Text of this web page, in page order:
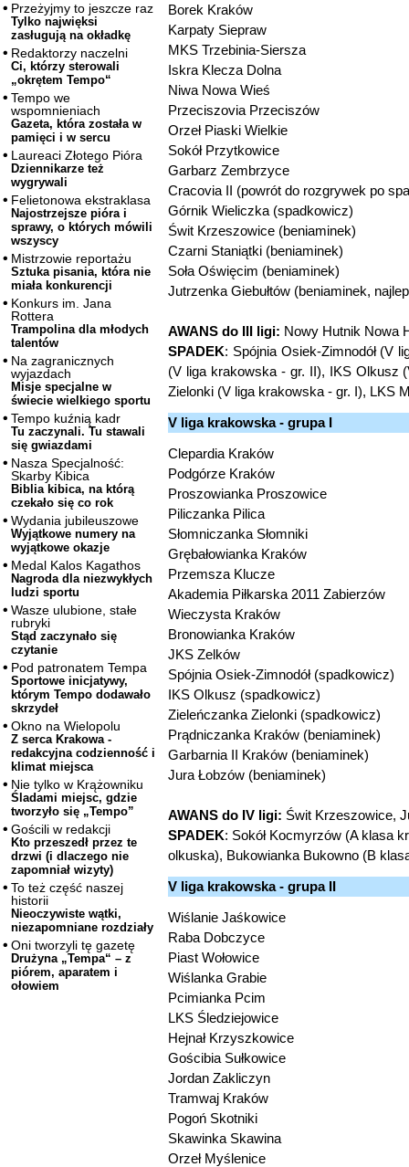
Przeżyjmy to jeszcze raz
Tylko najwięksi
zasługują na okładkę
Redaktorzy naczelni
Ci, którzy sterowali
„okrętem Tempo“
Tempo we
wspomnieniach
Gazeta, która została w
pamięci i w sercu
Laureaci Złotego Pióra
Dziennikarze też
wygrywali
Felietonowa ekstraklasa
Najostrzejsze pióra i
sprawy, o których mówili
wszyscy
Mistrzowie reportażu
Sztuka pisania, która nie
miała konkurencji
Konkurs im. Jana
Rottera
Trampolina dla młodych
talentów
Na zagranicznych
wyjazdach
Misje specjalne w
świecie wielkiego sportu
Tempo kuźnią kadr
Tu zaczynali. Tu stawali
się gwiazdami
Nasza Specjalność:
Skarby Kibica
Biblia kibica, na którą
czekało się co rok
Wydania jubileuszowe
Wyjątkowe numery na
wyjątkowe okazje
Medal Kalos Kagathos
Nagroda dla niezwykłych
ludzi sportu
Wasze ulubione, stałe
rubryki
Stąd zaczynało się
czytanie
Pod patronatem Tempa
Sportowe inicjatywy,
którym Tempo dodawało
skrzydeł
Okno na Wielopolu
Z serca Krakowa -
redakcyjna codzienność i
klimat miejsca
Nie tylko w Krążowniku
Śladami miejsc, gdzie
tworzyło się „Tempo”
Gościli w redakcji
Kto przeszedł przez te
drzwi (i dlaczego nie
zapomniał wizyty)
To też część naszej
historii
Nieoczywiste wątki,
niezapomniane rozdziały
Oni tworzyli tę gazetę
Drużyna „Tempa“ – z
piórem, aparatem i
ołowiem
Borek Kraków
Karpaty Siepraw
MKS Trzebinia-Siersza
Iskra Klecza Dolna
Niwa Nowa Wieś
Przeciszovia Przeciszów
Orzeł Piaski Wielkie
Sokół Przytkowice
Garbarz Zembrzyce
Cracovia II (powrót do rozgrywek po
Górnik Wieliczka (spadkowicz)
Świt Krzeszowice (beniaminek)
Czarni Staniątki (beniaminek)
Soła Oświęcim (beniaminek)
Jutrzenka Giebułtów (beniaminek,
AWANS do III ligi: Nowy Hutnik Nowa
SPADEK: Spójnia Osiek-Zimnodół (V
(V liga krakowska - gr. II), IKS Olkusz
Zielonki (V liga krakowska - gr. I), LKS
V liga krakowska - grupa I
Clepardia Kraków
Podgórze Kraków
Proszowianka Proszowice
Piliczanka Pilica
Słomniczanka Słomniki
Grębałowianka Kraków
Przemsza Klucze
Akademia Piłkarska 2011 Zabierzów
Wieczysta Kraków
Bronowianka Kraków
JKS Zelków
Spójnia Osiek-Zimnodół (spadkowicz)
IKS Olkusz (spadkowicz)
Zieleńczanka Zielonki (spadkowicz)
Prądniczanka Kraków (beniaminek)
Garbarnia II Kraków (beniaminek)
Jura Łobzów (beniaminek)
AWANS do IV ligi: Świt Krzeszowice,
SPADEK: Sokół Kocmyrzów (A klasa
olkuska), Bukowianka Bukowno (B
V liga krakowska - grupa II
Wiślanie Jaśkowice
Raba Dobczyce
Piast Wołowice
Wiślanka Grabie
Pcimianka Pcim
LKS Śledziejowice
Hejnał Krzyszkowice
Gościbia Sułkowice
Jordan Zakliczyn
Tramwaj Kraków
Pogoń Skotniki
Skawinka Skawina
Orzeł Myślenice